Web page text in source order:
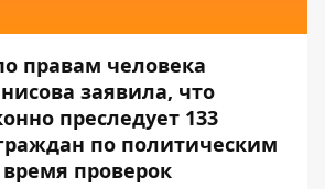
правам человека
заявила, что
преследует 133
по политическим
проверок